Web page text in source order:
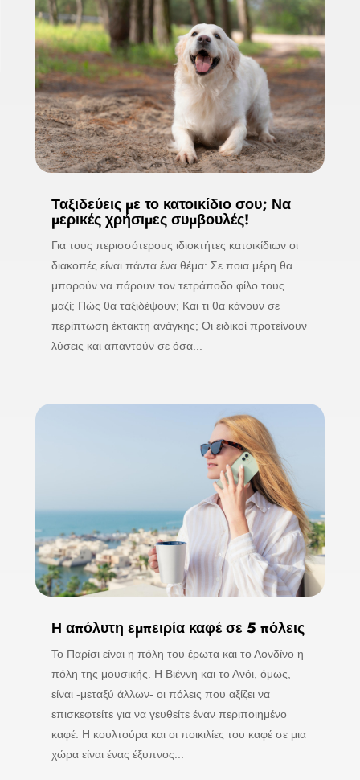
Ταξιδεύεις με το κατοικίδιο σου; Να
μερικές χρήσιμες συμβουλές!
Για τους περισσότερους ιδιοκτήτες κατοικίδιων οι
διακοπές είναι πάντα ένα θέμα: Σε ποια μέρη θα
μπορούν να πάρουν τον τετράποδο φίλο τους
μαζί; Πώς θα ταξιδέψουν; Και τι θα κάνουν σε
περίπτωση έκτακτη ανάγκης; Οι ειδικοί προτείνουν
λύσεις και απαντούν σε όσα...
Η απόλυτη εμπειρία καφέ σε 5 πόλεις
Το Παρίσι είναι η πόλη του έρωτα και το Λονδίνο η
πόλη της μουσικής. Η Βιέννη και το Ανόι, όμως,
είναι -μεταξύ άλλων- οι πόλεις που αξίζει να
επισκεφτείτε για να γευθείτε έναν περιποιημένο
καφέ. Η κουλτούρα και οι ποικιλίες του καφέ σε μια
χώρα είναι ένας έξυπνος...